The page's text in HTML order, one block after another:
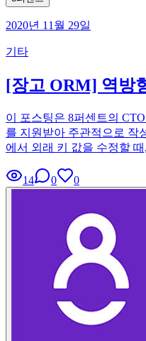
2020년 11월 29일
기타
[장고 ORM] 역방
이 포스팅은 8퍼센트의
를 지원받아 주관적으로 작
에서 외래 키 값을 수정할
14 0 0